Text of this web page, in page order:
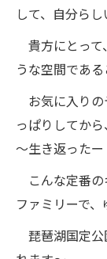
して、自分ら
貴方にとって
うな空間であ
お気に入りの
っぱりしてか
～生き返ったー
こんな定番の
ファミリーで
琵琶湖国定公